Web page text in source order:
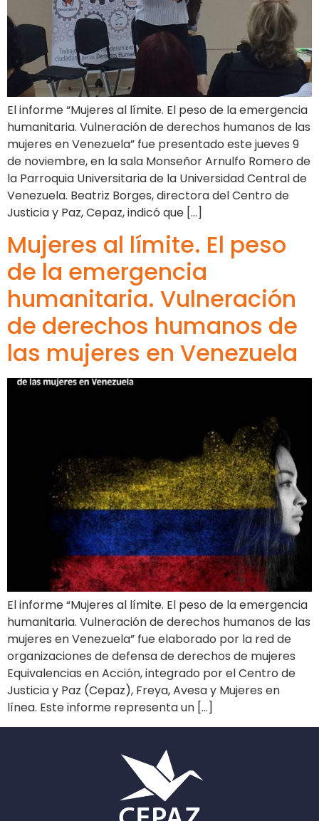
El informe “Mujeres al límite. El peso de la emergencia
humanitaria. Vulneración de derechos humanos de las
mujeres en Venezuela” fue presentado este jueves 9
de noviembre, en la sala Monseñor Arnulfo Romero de
la Parroquia Universitaria de la Universidad Central de
Venezuela. Beatriz Borges, directora del Centro de
Justicia y Paz, Cepaz, indicó que […]
Mujeres al límite. El peso
de la emergencia
humanitaria. Vulneración
de derechos humanos de
las mujeres en Venezuela
El informe “Mujeres al límite. El peso de la emergencia
humanitaria. Vulneración de derechos humanos de las
mujeres en Venezuela” fue elaborado por la red de
organizaciones de defensa de derechos de mujeres
Equivalencias en Acción, integrado por el Centro de
Justicia y Paz (Cepaz), Freya, Avesa y Mujeres en
línea. Este informe representa un […]